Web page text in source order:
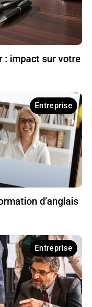
: impact sur votre
Entreprise
d’anglais
Entreprise